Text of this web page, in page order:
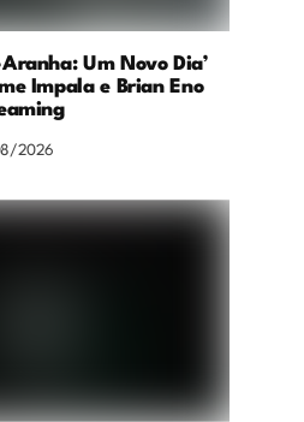
Um Novo Dia’
Impala e Brian Eno
2026